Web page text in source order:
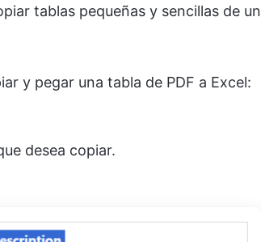
tablas pequeñas y sencillas de un
y pegar una tabla de PDF a Excel:
desea copiar.